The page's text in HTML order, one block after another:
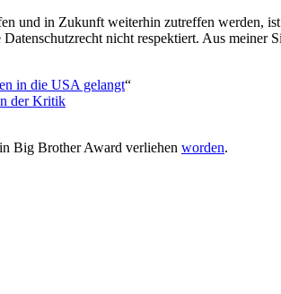
und in Zukunft weiterhin zutreffen werden,
nicht respektiert. Aus
in die USA gelangt“
der Kritik
Big Brother Award verliehen worden.